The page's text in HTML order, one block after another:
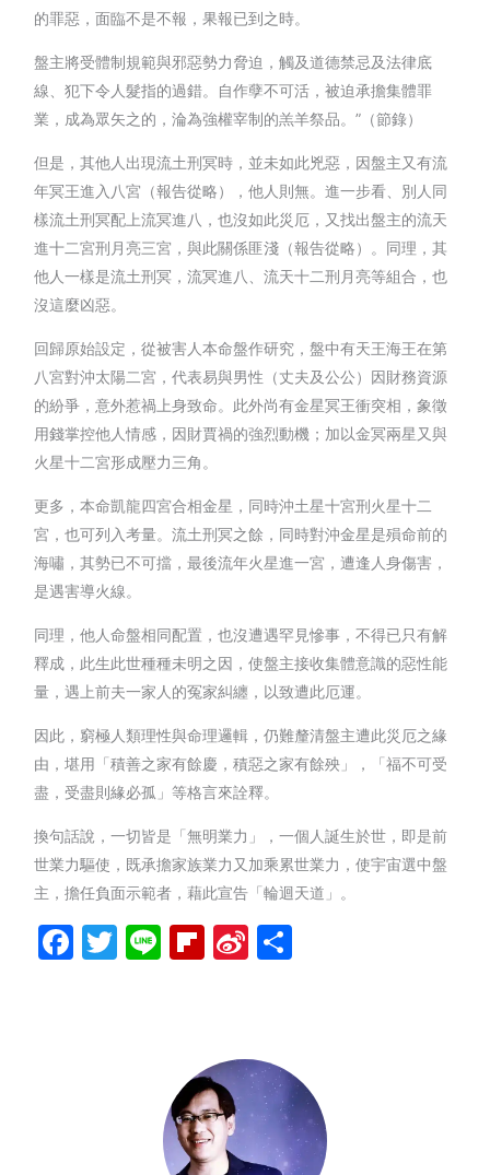
的罪惡，面臨不是不報，果報已到之時。
盤主將受體制規範與邪惡勢力脅迫，觸及道德禁忌及法律底
線、犯下令人髮指的過錯。自作孽不可活，被迫承擔集體罪
業，成為眾矢之的，淪為強權宰制的羔羊祭品。”（節錄）
但是，其他人出現流土刑冥時，並未如此兇惡，因盤主又有流
年冥王進入八宮（報告從略），他人則無。進一步看、別人同
樣流土刑冥配上流冥進八，也沒如此災厄，又找出盤主的流天
進十二宮刑月亮三宮，與此關係匪淺（報告從略）。同理，其
他人一樣是流土刑冥，流冥進八、流天十二刑月亮等組合，也
沒這麼凶惡。
回歸原始設定，從被害人本命盤作研究，盤中有天王海王在第
八宮對沖太陽二宮，代表易與男性（丈夫及公公）因財務資源
的紛爭，意外惹禍上身致命。此外尚有金星冥王衝突相，象徵
用錢掌控他人情感，因財賈禍的強烈動機；加以金冥兩星又與
火星十二宮形成壓力三角。
更多，本命凱龍四宮合相金星，同時沖土星十宮刑火星十二
宮，也可列入考量。流土刑冥之餘，同時對沖金星是殞命前的
海嘯，其勢已不可擋，最後流年火星進一宮，遭逢人身傷害，
是遇害導火線。
同理，他人命盤相同配置，也沒遭遇罕見慘事，不得已只有解
釋成，此生此世種種未明之因，使盤主接收集體意識的惡性能
量，遇上前夫一家人的冤家糾纏，以致遭此厄運。
因此，窮極人類理性與命理邏輯，仍難釐清盤主遭此災厄之緣
由，堪用「積善之家有餘慶，積惡之家有餘殃」，「福不可受
盡，受盡則緣必孤」等格言來詮釋。
換句話說，一切皆是「無明業力」，一個人誕生於世，即是前
世業力驅使，既承擔家族業力又加乘累世業力，使宇宙選中盤
主，擔任負面示範者，藉此宣告「輪迴天道」。
Facebook
Twitter
LineFlipboard
Sina